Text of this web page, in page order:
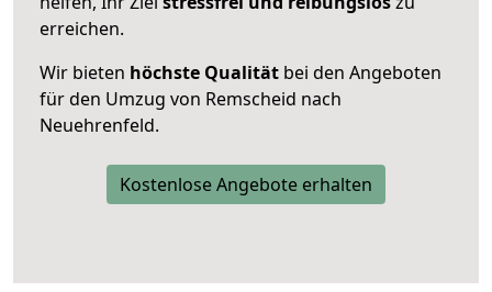
erreichen.
Wir bieten höchste Qualität bei den Angeboten
für den Umzug von Remscheid nach
Neuehrenfeld.
Kostenlose Angebote erhalten